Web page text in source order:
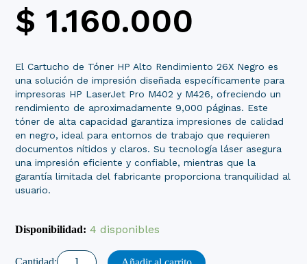
$ 1.160.000
El Cartucho de Tóner HP Alto Rendimiento 26X Negro es
una solución de impresión diseñada específicamente para
impresoras HP LaserJet Pro M402 y M426, ofreciendo un
rendimiento de aproximadamente 9,000 páginas. Este
tóner de alta capacidad garantiza impresiones de calidad
en negro, ideal para entornos de trabajo que requieren
documentos nítidos y claros. Su tecnología láser asegura
una impresión eficiente y confiable, mientras que la
garantía limitada del fabricante proporciona tranquilidad al
usuario.
Disponibilidad: 4 disponibles
de
Toner